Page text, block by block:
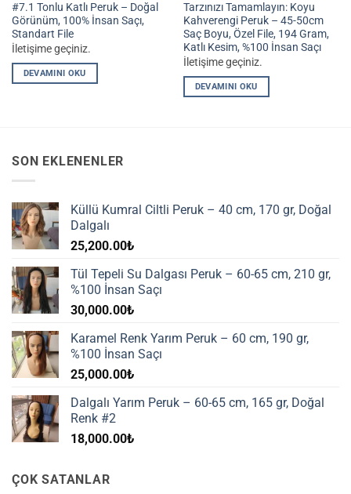
#7.1 Tonlu Katlı Peruk – Doğal
Görünüm, 100% İnsan Saçı,
Standart File
İletişime geçiniz.
DEVAMINI OKU
Tarzınızı Tamamlayın: Koyu
Kahverengi Peruk – 45-50cm
Saç Boyu, Özel File, 194 Gram,
Katlı Kesim, %100 İnsan Saçı
İletişime geçiniz.
DEVAMINI OKU
SON EKLENENLER
Küllü Kumral Ciltli Peruk – 40 cm, 170 gr, Doğal
Dalgalı
25,200.00₺
Tül Tepeli Su Dalgası Peruk – 60-65 cm, 210 gr,
%100 İnsan Saçı
30,000.00₺
Karamel Renk Yarım Peruk – 60 cm, 190 gr,
%100 İnsan Saçı
25,000.00₺
Dalgalı Yarım Peruk – 60-65 cm, 165 gr, Doğal
Renk #2
18,000.00₺
ÇOK SATANLAR